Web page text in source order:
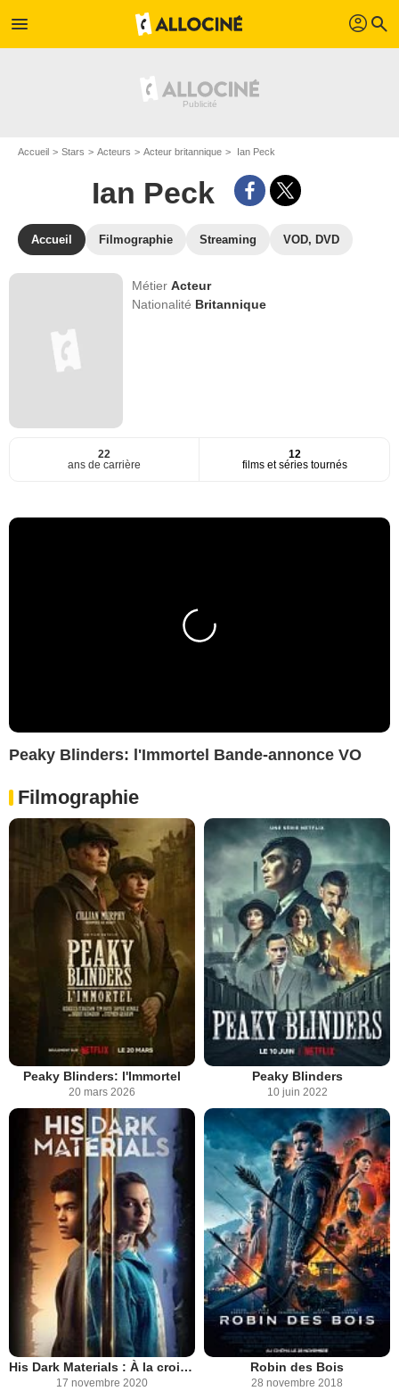
menu profil search
Accueil Stars Acteurs Acteur britannique Ian Peck
Ian Peck
Accueil Filmographie Streaming VOD, DVD
MétierActeur
Nationalité Britannique
22
ans de carrière
12
films et séries tournés
Peaky Blinders: l'Immortel Bande-annonce VO
Filmographie
Peaky Blinders: l'Immortel
20 mars 2026
Peaky Blinders
10 juin 2022
His Dark Materials : À la croisée des mondes
17 novembre 2020
Robin des Bois
28 novembre 2018